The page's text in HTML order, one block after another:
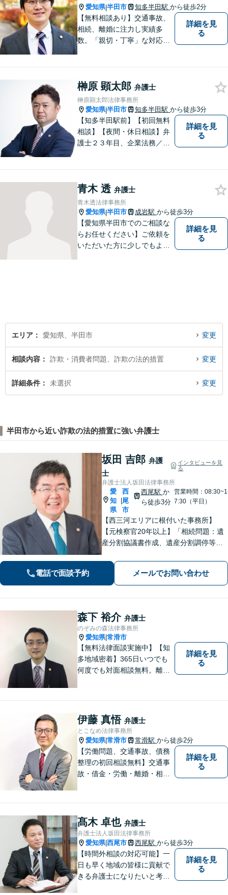
愛知県|半田市 知多半田駅 から徒歩2分
【無料相談あり】交通事故、
相続、離婚に注力し実績多
数。「親切・丁寧」な対応
詳細を見
る
榊原 顕太郎 弁護士
榊原顕太郎法律事務所
愛知県|半田市 知多半田駅 から徒歩3分
【知多半田駅前】【初回無料
相談】【夜間・休日相談】弁
護士２３年目、企業法務／交
護士が、事業経営を強力サポ
ートいたします！【ネット予
約可】【駐車場あり】【見積
無料】
詳細を見
る
青木 透 弁護士
青木透法律事務所
愛知県|半田市 成岩駅 から徒歩3分
【愛知県半田市でのご相談な
らお任せください】ご依頼を
いただいた方に少しでもよい
詳細を見
る
エリア 愛知県、半田市 変更
相談内容 詐欺・消費者問題、詐欺の法的措置 変更
詳細条件 未選択 変更
半田市から近い詐欺の法的措置に強い弁護士
坂田 吉郎 弁護
士
インタビューを見
る
弁護士法人坂田法律事務所
愛
知
県
西
尾
市
西尾駅 か
ら徒歩3分
営業時間：08:30~1
7:30（平日）
【西三河エリアに根付いた事務所】
【元検察官20年以上】「相続問題：遺
産分割協議書作成、遺産分割調停等を
税理士・社労士がいます】不当解雇・
未払い残業代・就業規則の整備など対
応【当日/夜間/土日対応可】
電話で面談予約 メールでお問い合わせ
森下 裕介 弁護士
のぞみの森法律事務所
愛知県|常滑市
【無料法律面談実施中】【知
多地域密着】365日いつでも
何度でも対面相談無料。離
い。
詳細を見
る
伊藤 真悟 弁護士
とこなめ法律事務所
愛知県|常滑市 常滑駅 から徒歩2分
【労働問題、交通事故、債務
整理の初回相談無料】交通事
故・借金・労働・離婚・相続
町、東浦町、美浜町、南知多
町などでお困りの方がいまし
たらすぐにご相談ください。
詳細を見
る
髙木 卓也 弁護士
弁護士法人坂田法律事務所
愛知県|西尾市 西尾駅 から徒歩3分
【時間外相談の対応可能】一
日も早く地域の皆様に貢献で
きる弁護士になりたいと考え
詳細を見
る